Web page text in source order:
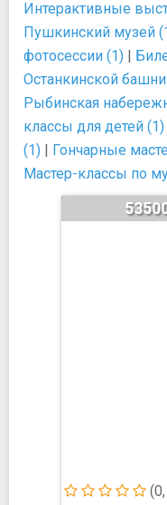
Интерактивные
Пушкинский музей
фотосессии (1) |
Останкинской
Рыбинская
классы для детей (1)
(1) | Гончарные
Мастер-классы по